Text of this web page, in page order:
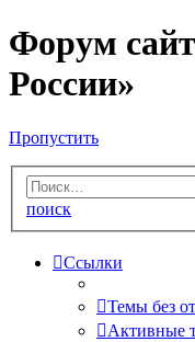
Форум
России»
Пропустить
поиск
Ссылки
Темы без
Активные